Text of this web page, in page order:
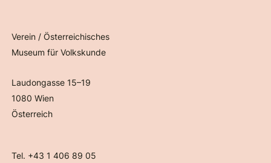
Verein / Österreichisches
Museum für Volkskunde
Laudongasse 15–19
1080 Wien
Österreich
Tel. +43 1 406 89 05